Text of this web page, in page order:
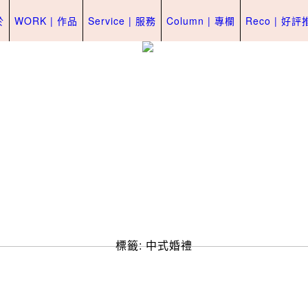
WORK | 作品 Service | 服務 Column | 專欄 Reco | 好評
標籤:中式婚禮